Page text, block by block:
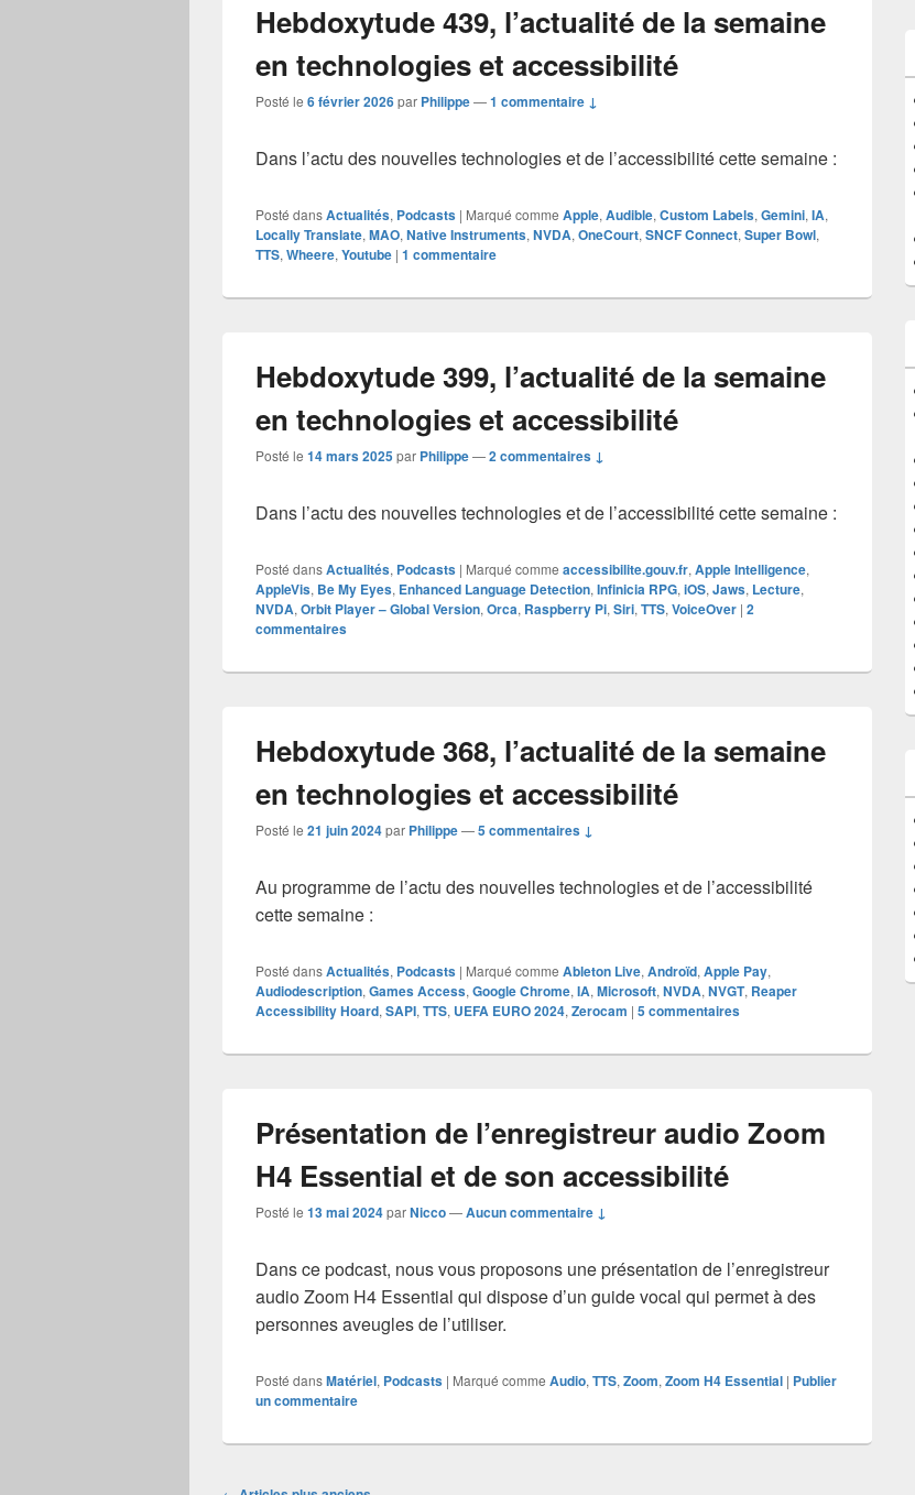
Hebdoxytude 439, l’actualité de la semaine
en technologies et accessibilité
Posté le 6 février 2026par Philippe—1 commentaire ↓
Dans l’actu des nouvelles technologies et de l’accessibilité cette semaine :
Posté dansActualités, Podcasts | Marqué comme Apple, Audible, Custom Labels, Gemini, IA,
Locally Translate, MAO, Native Instruments, NVDA, OneCourt, SNCF Connect, Super Bowl,
TTS, Wheere, Youtube | 1 commentaire
Hebdoxytude 399, l’actualité de la semaine
en technologies et accessibilité
Posté le 14 mars 2025par Philippe—2 commentaires ↓
Dans l’actu des nouvelles technologies et de l’accessibilité cette semaine :
Posté dansActualités, Podcasts | Marqué comme accessibilite.gouv.fr, Apple Intelligence,
AppleVis, Be My Eyes, Enhanced Language Detection, Infinicia RPG, iOS, Jaws, Lecture,
NVDA, Orbit Player – Global Version, Orca, Raspberry Pi, Siri, TTS, VoiceOver | 2
commentaires
Hebdoxytude 368, l’actualité de la semaine
en technologies et accessibilité
Posté le 21 juin 2024par Philippe—5 commentaires ↓
Au programme de l’actu des nouvelles technologies et de l’accessibilité
cette semaine :
Posté dansActualités, Podcasts | Marqué comme Ableton Live, Androïd, Apple Pay,
Audiodescription, Games Access, Google Chrome, IA, Microsoft, NVDA, NVGT, Reaper
Accessibility Hoard, SAPI, TTS, UEFA EURO 2024, Zerocam | 5commentaires
Présentation de l’enregistreur audio Zoom
H4 Essential et de son accessibilité
Posté le 13 mai 2024parNicco—Aucun commentaire ↓
Dans ce podcast, nous vous proposons une présentation de l’enregistreur
audio Zoom H4 Essential qui dispose d’un guide vocal qui permet à des
personnes aveugles de l’utiliser.
Posté dansMatériel, Podcasts | Marqué comme Audio, TTS, Zoom, Zoom H4 Essential | Publier
un commentaire
Navigation